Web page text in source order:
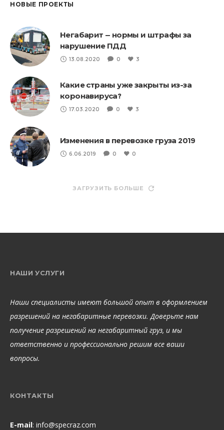
НОВЫЕ ПРОЕКТЫ
Негабарит — нормы и штрафы за
нарушение ПДД
13.08.2020 0 3
Какие страны уже закрыты из-за
коронавируса?
17.03.2020 0 3
Изменения в перевозке груза 2019
6.06.2019 0 0
ЗАГРУЗИТЬ БОЛЬШЕ
НАШИ УСЛУГИ
Наши специалисты имеют большой опыт в оформлением
разрешений на негабаритные перевозки. Доверьте нам
получение разрешений на негабаритный груз, и мы
ответственно и профессионально решим все ваши
вопросы.
КОНТАКТЫ
E-mail: info@specraz.com